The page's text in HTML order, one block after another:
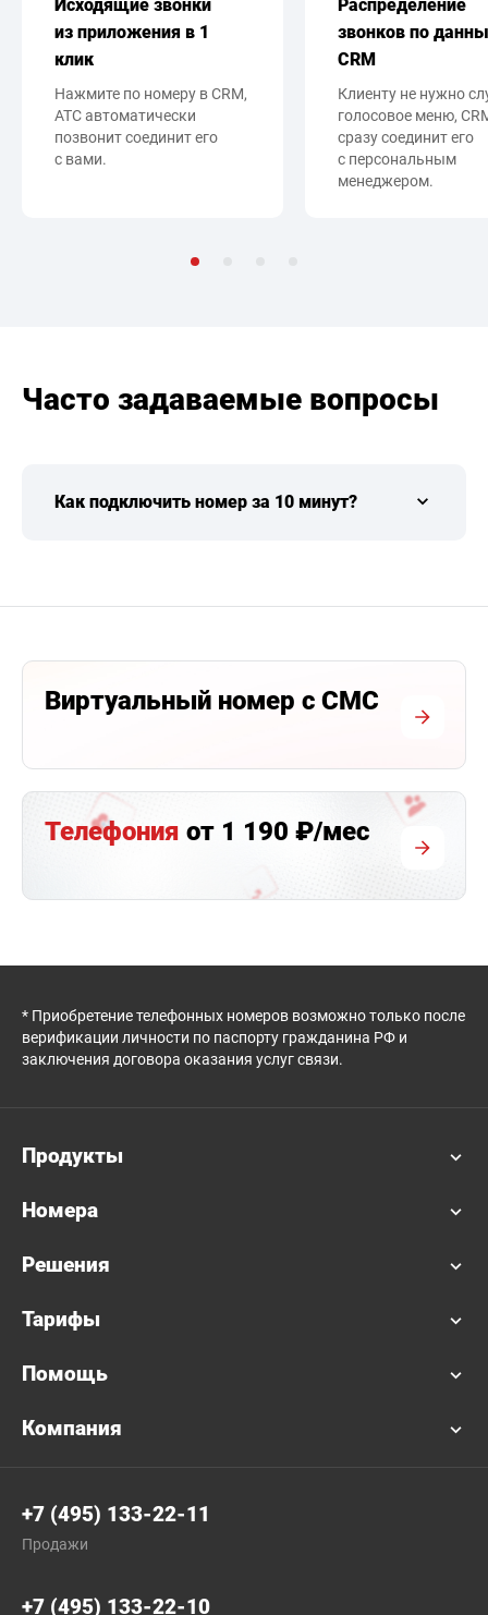
Исходящие звонки
из приложения в 1
клик
Нажмите по номеру в CRM,
АТС автоматически
позвонит соединит его
с вами.
Распределение
звонков по
CRM
Клиенту не нужно
голосовое меню,
сразу соединит его
с персональным
менеджером.
Часто задаваемые вопросы
Как подключить номер за 10 минут?
Виртуальный номер с СМС
Телефония от 1 190 ₽/мес
* Приобретение телефонных номеров возможно только после
верификации личности по паспорту гражданина РФ и
заключения договора оказания услуг связи.
Продукты
Номера
Решения
Тарифы
Помощь
Компания
+7 (495) 133-22-11
Продажи
+7 (495) 133-22-10